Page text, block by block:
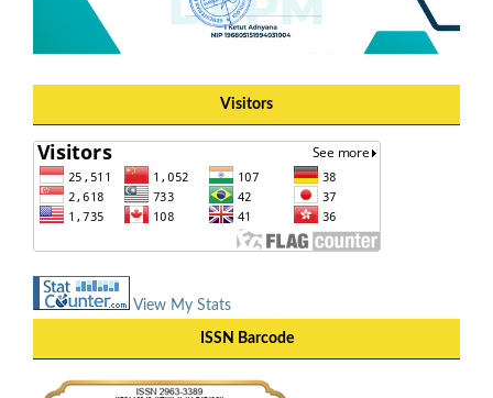
Visitors
View My Stats
ISSN Barcode